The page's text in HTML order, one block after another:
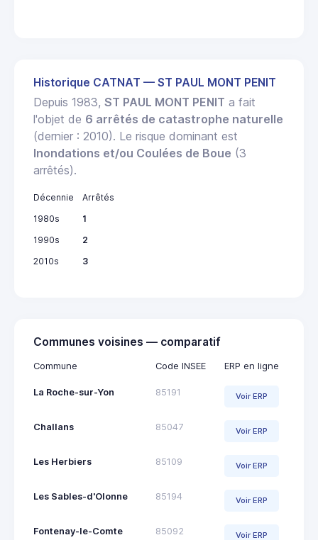
Historique CATNAT — ST PAUL MONT PENIT
Depuis 1983, ST PAUL MONT PENIT a fait
l'objet de 6 arrêtés de catastrophe naturelle
(dernier : 2010). Le risque dominant est
Inondations et/ou Coulées de Boue (3
arrêtés).
Décennie
Arrêtés
1980s
1
1990s
2
2010s
3
Communes voisines — comparatif
Commune Code INSEE ERP en ligne
La Roche-sur-Yon 85191 Voir ERP
Challans 85047 Voir ERP
Les Herbiers 85109 Voir ERP
Les Sables-d'Olonne 85194 Voir ERP
Fontenay-le-Comte 85092 Voir ERP